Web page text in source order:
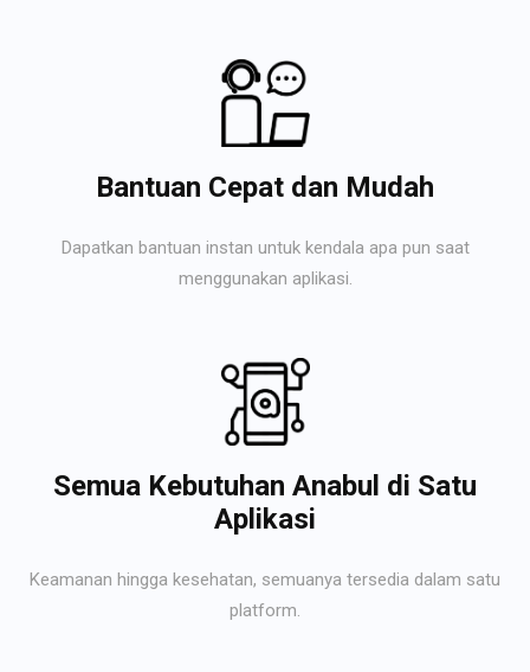
Bantuan Cepat dan Mudah
Dapatkan bantuan instan untuk kendala apa pun saat
menggunakan aplikasi.
Semua Kebutuhan Anabul di Satu
Aplikasi
Keamanan hingga kesehatan, semuanya tersedia dalam satu
platform.